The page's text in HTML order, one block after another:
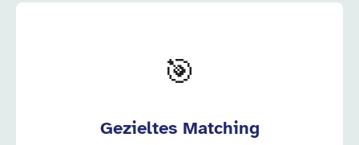
🎯
Gezieltes Matching